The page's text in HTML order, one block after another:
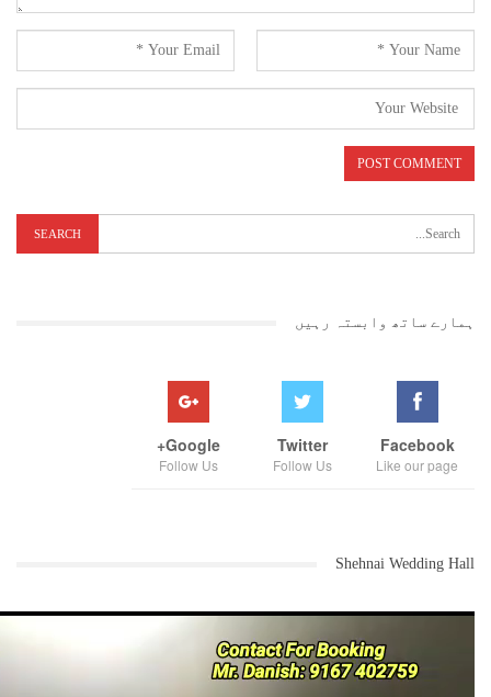
ہمارے ساتھ وابستہ رہیں
Facebook
Like our page
Twitter
Follow Us
Google+
Follow Us
Shehnai Wedding Hall